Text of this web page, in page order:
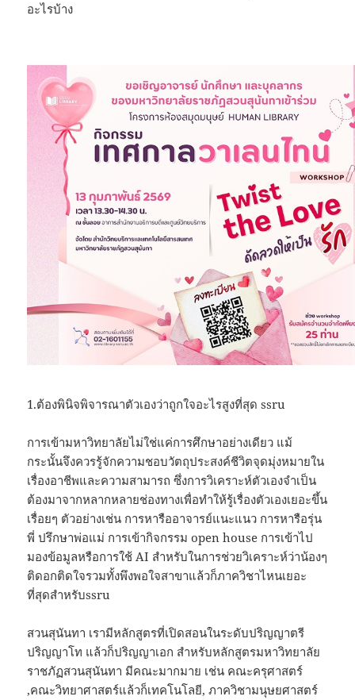
อะไรบ้าง
1.ต้องพินิจพิจารณาตัวเองว่าถูกใจอะไรสูงที่สุด ssru
การเข้ามหาวิทยาลัยไม่ใช่แค่การศึกษาอย่างเดียว แม้
กระนั้นจึงควรรู้จักความชอบวัตถุประสงค์ชีวิตจุดมุ่งหมายใน
เรื่องอาชีพและความสามารถ ซึ่งการวิเคราะห์ตัวเองจำเป็น
ต้องมาจากหลากหลายช่องทางเพื่อทำให้รู้เรื่องตัวเองเยอะขึ้น
เรื่อยๆ ตัวอย่างเช่น การหารืออาจารย์แนะแนว การหารือรุ่น
พี่ ปรึกษาพ่อแม่ การเข้ากิจกรรม open house การเข้าไป
มองข้อมูลหรือการใช้ AI สำหรับในการช่วยวิเคราะห์ว่าน้องๆ
ติดอกติดใจรวมทั้งพึงพอใจสาขาแล้วก็ภาควิชาไหนเยอะ
ที่สุดสำหรับssru
สวนสุนันทา เรามีหลักสูตรที่เปิดสอนในระดับปริญญาตรี
ปริญญาโท แล้วก็ปริญญาเอก สำหรับหลักสูตรมหาวิทยาลัย
ราชภัฏสวนสุนันทา มีคณะมากมาย เช่น คณะครุศาสตร์
,คณะวิทยาศาสตร์แล้วก็เทคโนโลยี, ภาควิชามนุษยศาสตร์